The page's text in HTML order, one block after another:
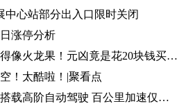
中心站部分出入口限时关闭
涨停分析
天天观速讯丨女子脸变得像火龙果！元凶竟是花20块钱买的……
！太酷啦！|聚看点
宾利也出电动车了！将搭载高阶自动驾驶 百公里加速仅需1.5秒 全球要闻